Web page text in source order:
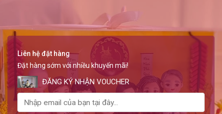
Liên hệ đặt hàng
Đặt hàng sớm với nhiều khuyến mãi!
ĐĂNG KÝ NHẬN VOUCHER